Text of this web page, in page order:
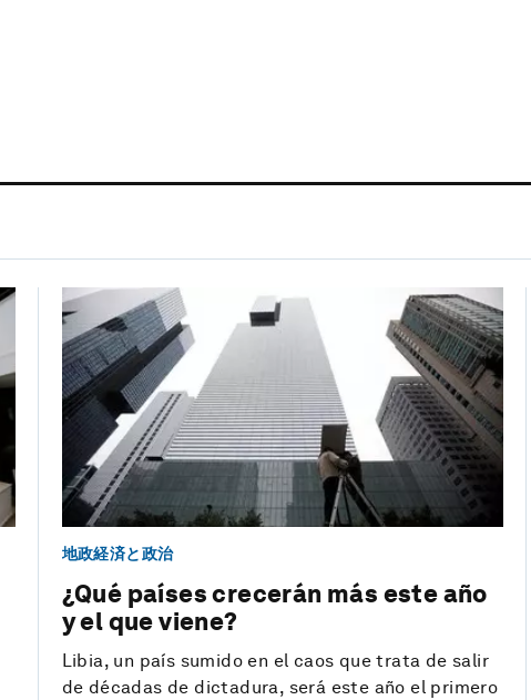
地政経済と政治
¿Qué países crecerán más este año
y el que viene?
Libia, un país sumido en el caos que trata de salir
de décadas de dictadura, será este año el primero